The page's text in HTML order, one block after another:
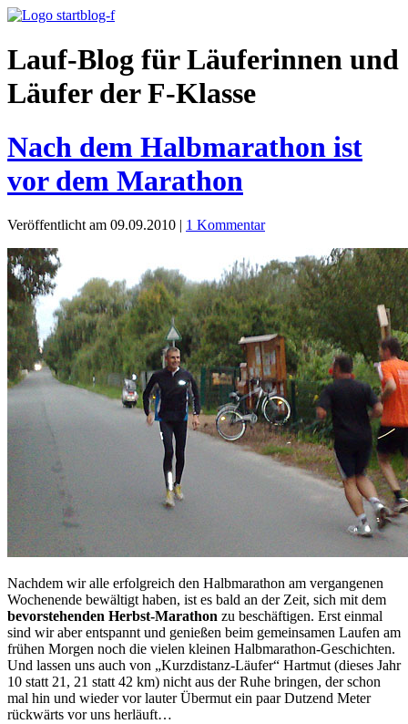
Lauf-Blog für Läuferinnen und
Läufer der F-Klasse
Nach dem Halbmarathon ist
vor dem Marathon
Veröffentlicht am 09.09.2010 | 1 Kommentar
Nachdem wir alle erfolgreich den Halbmarathon am vergangenen
Wochenende bewältigt haben, ist es bald an der Zeit, sich mit dem
bevorstehenden Herbst-Marathon zu beschäftigen. Erst einmal
sind wir aber entspannt und genießen beim gemeinsamen Laufen am
frühen Morgen noch die vielen kleinen Halbmarathon-Geschichten.
Und lassen uns auch von „Kurzdistanz-Läufer“ Hartmut (dieses Jahr
10 statt 21, 21 statt 42 km) nicht aus der Ruhe bringen, der schon
mal hin und wieder vor lauter Übermut ein paar Dutzend Meter
rückwärts vor uns herläuft…